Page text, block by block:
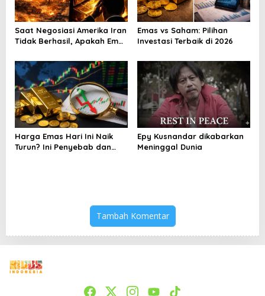
Saat Negosiasi Amerika Iran
Tidak Berhasil, Apakah Emas
Emas vs Saham: Pilihan
Investasi Terbaik di 2026
Harga Emas Hari Ini Naik
Turun? Ini Penyebab dan
Epy Kusnandar dikabarkan
Meninggal Dunia
Tambah Komentar